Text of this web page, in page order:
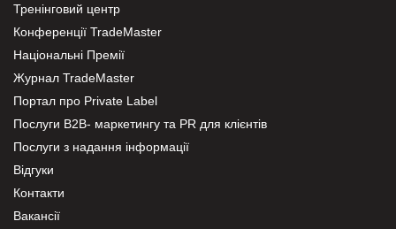
Тренінговий центр
Конференції TradeMaster
Національні Премії
Журнал TradeMaster
Портал про Private Label
Послуги В2В- маркетингу та PR для клієнтів
Послуги з надання інформації
Відгуки
Контакти
Вакансії